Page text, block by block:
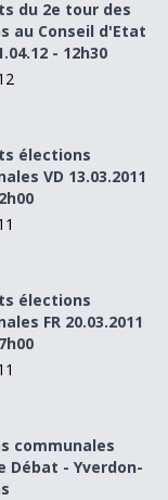
du 2e tour des
au Conseil d'Etat
- 12h30
21h00-
élections
VD 13.03.2011
16h30-
élections
FR 20.03.2011
- Yverdon-les-
communales
Débat - Yverdon-